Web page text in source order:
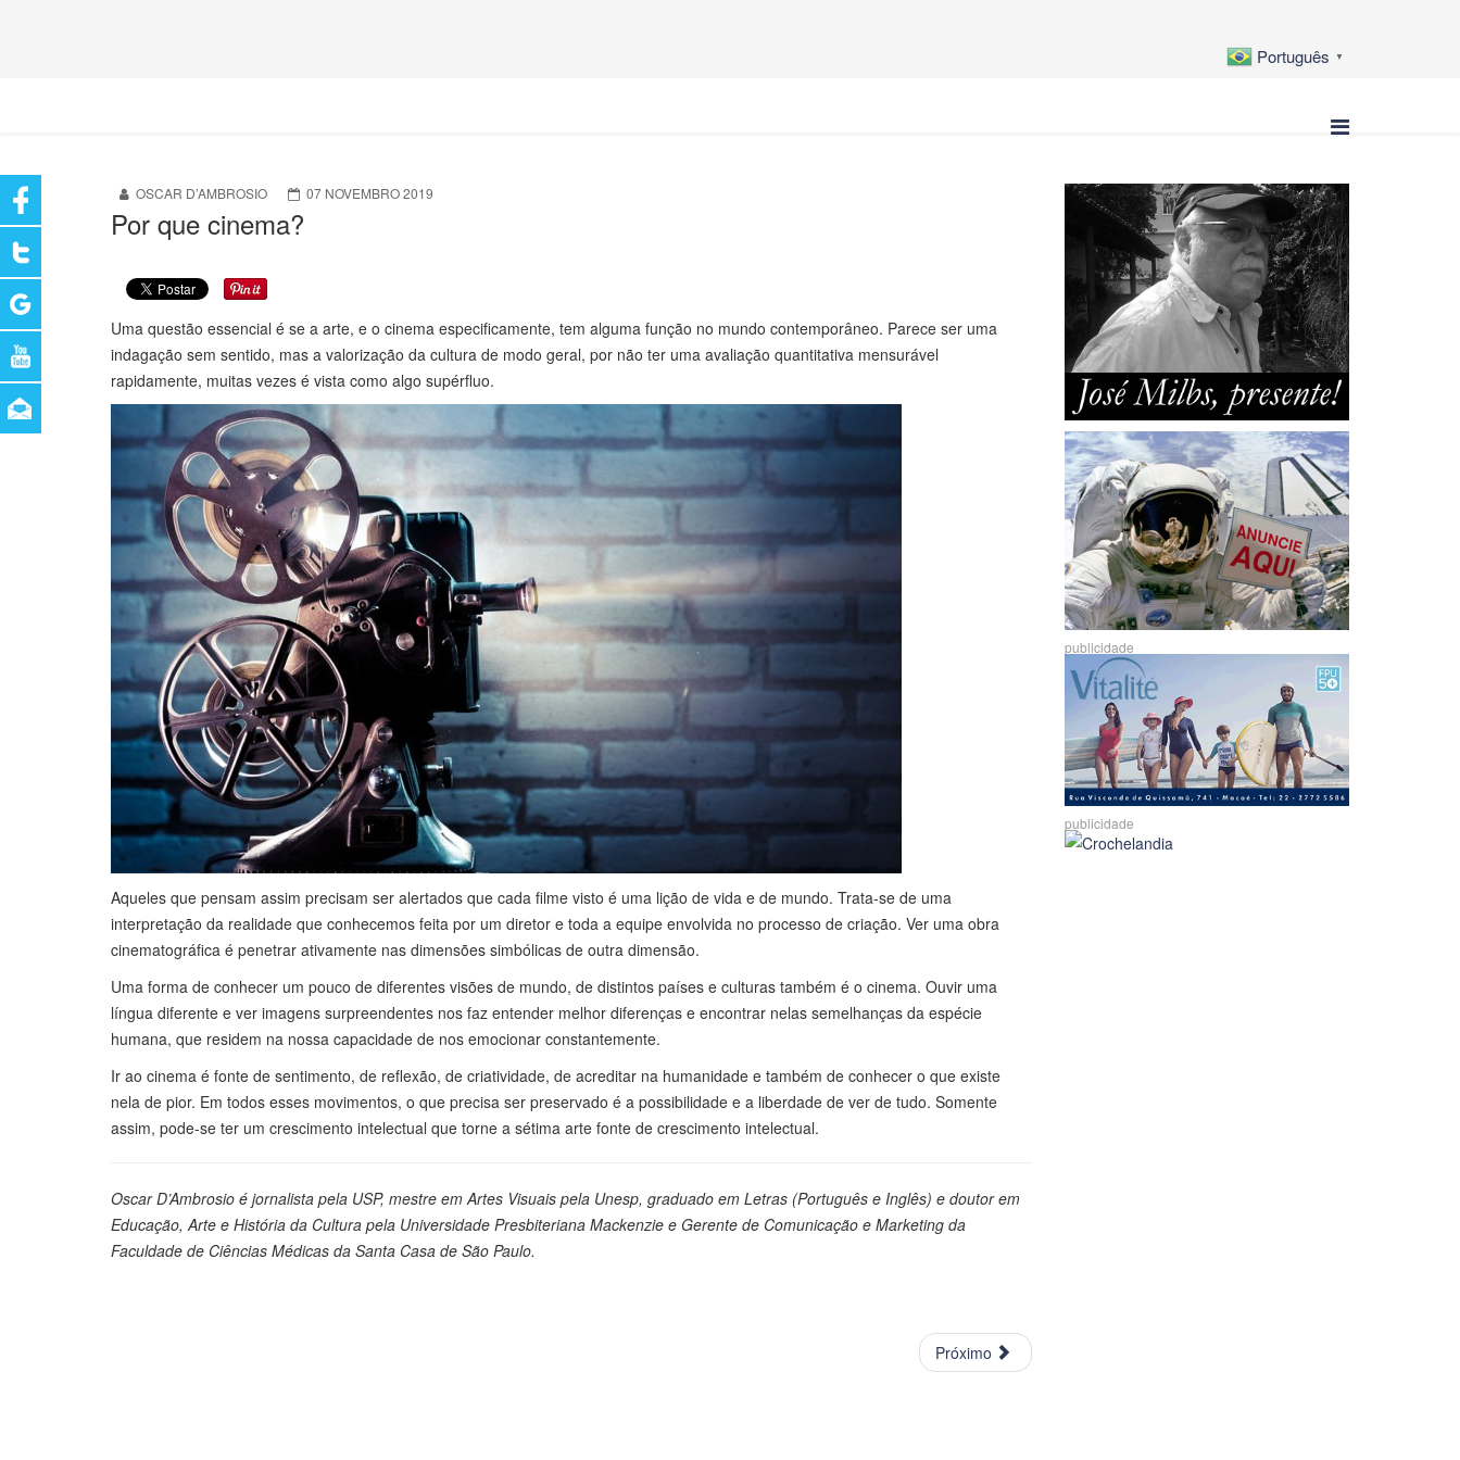
Português ▼
OSCAR D’AMBROSIO 07 NOVEMBRO 2019
Por que cinema?
Uma questão essencial é se a arte, e o cinema especificamente, tem alguma função no mundo contemporâneo. Parece ser uma
indagação sem sentido, mas a valorização da cultura de modo geral, por não ter uma avaliação quantitativa mensurável
rapidamente, muitas vezes é vista como algo supérfluo.
Aqueles que pensam assim precisam ser alertados que cada filme visto é uma lição de vida e de mundo. Trata-se de uma
interpretação da realidade que conhecemos feita por um diretor e toda a equipe envolvida no processo de criação. Ver uma obra
cinematográfica é penetrar ativamente nas dimensões simbólicas de outra dimensão.
Uma forma de conhecer um pouco de diferentes visões de mundo, de distintos países e culturas também é o cinema. Ouvir uma
língua diferente e ver imagens surpreendentes nos faz entender melhor diferenças e encontrar nelas semelhanças da espécie
humana, que residem na nossa capacidade de nos emocionar constantemente.
Ir ao cinema é fonte de sentimento, de reflexão, de criatividade, de acreditar na humanidade e também de conhecer o que existe
nela de pior. Em todos esses movimentos, o que precisa ser preservado é a possibilidade e a liberdade de ver de tudo. Somente
assim, pode-se ter um crescimento intelectual que torne a sétima arte fonte de crescimento intelectual.
Oscar D’Ambrosio é jornalista pela USP, mestre em Artes Visuais pela Unesp, graduado em Letras (Português e Inglês) e doutor em
Educação, Arte e História da Cultura pela Universidade Presbiteriana Mackenzie e Gerente de Comunicação e Marketing da
Faculdade de Ciências Médicas da Santa Casa de São Paulo.
Próximo
publicidade
publicidade